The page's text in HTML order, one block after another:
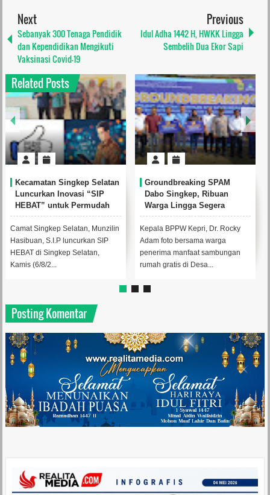
Next
Sebanyak 300 Tenaga Pendidik
dan Kependidikan Mengikuti
Vaksinasi Covid-19
Previous
Idul Adha 1442 H, HWKK Lingga
Sembelih Dua Ekor Sapi
Related Posts
Kecamatan Singkep Selatan
Luncurkan Inovasi “SIP
HEBAT” untuk Permudah
Pelaporan Harga Bahan
Pokok.
Camat Singkep Selatan, Munzilin
Hasibuan, S.I.P luncurkan SIP
HEBAT di Singkep Selatan,
Kamis (6/8/2...
Groundbreaking SPAM
Dabo Singkep, Ribuan
Warga Lingga Segera
Nikmati Akses Air Minum
Aman
Kepala BPPW Kepri, Dr. Rocky
Adam foto bersama warga
penerima manfaat sambungan
rumah gratis di Desa...
Posting Komentar